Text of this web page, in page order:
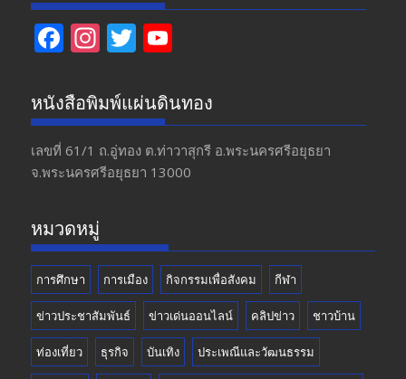
F
e
b
o
o
In
a
gr
a
m
T
itt
er
u
T
u
b
หนังสือพิมพ์แผ่นดินทอง
เลขที่ 61/1 ถ.อู่ทอง​ ต.​ท่าวาสุกรี​ อ.พระนครศรีอยุธยา​
จ.พระนครศรีอยุธยา 13000
หมวดหมู่
การศึกษา การเมือง กิจกรรมเพื่อสังคม กีฬา
ข่าวประชาสัมพันธ์ ข่าวเด่นออนไลน์ คลิปข่าว ชาวบ้าน
ท่องเที่ยว ธุรกิจ บันเทิง ประเพณีและวัฒนธรรม